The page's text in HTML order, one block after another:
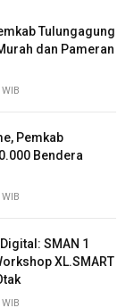
Tulungagung
dan Pameran
Pemkab
Bendera
SMAN 1
XL.SMART